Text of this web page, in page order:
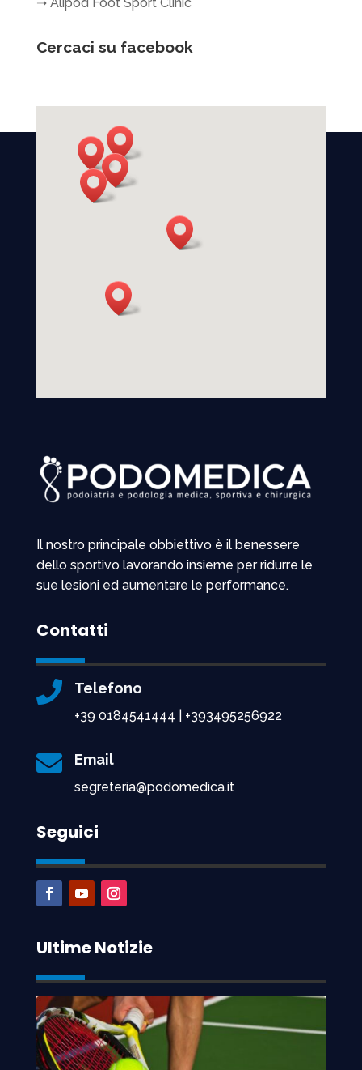
Cercaci su facebook
Il nostro principale obbiettivo è il benessere
dello sportivo lavorando insieme per ridurre le
sue lesioni ed aumentare le performance.
Contatti
 Telefono
+39 0184541444 | +393495256922
 Email
segreteria@podomedica.it
Seguici
Ultime Notizie